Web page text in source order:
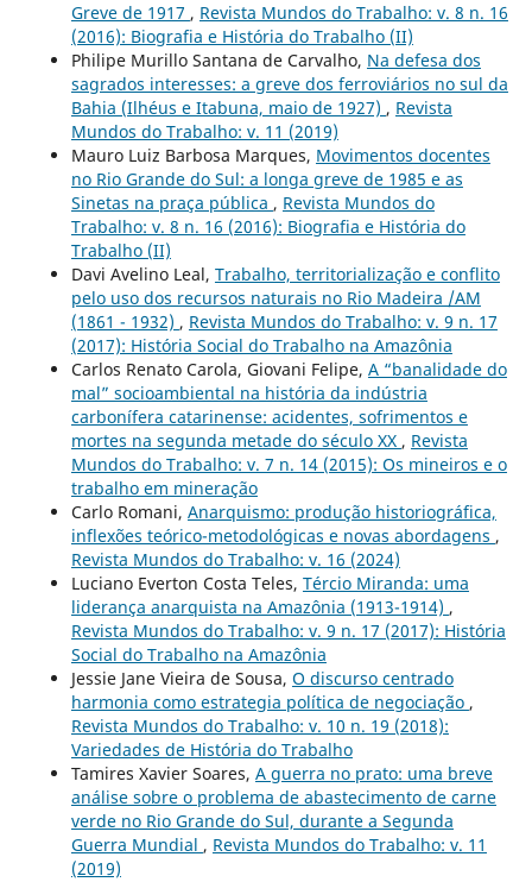
Greve de 1917 , Revista Mundos do Trabalho: v. 8 n. 16
(2016): Biografia e História do Trabalho (II)
Philipe Murillo Santana de Carvalho, Na defesa dos
sagrados interesses: a greve dos ferroviários no sul da
Bahia (Ilhéus e Itabuna, maio de 1927) , Revista
Mundos do Trabalho: v. 11 (2019)
Mauro Luiz Barbosa Marques, Movimentos docentes
no Rio Grande do Sul: a longa greve de 1985 e as
Sinetas na praça pública , Revista Mundos do
Trabalho: v. 8 n. 16 (2016): Biografia e História do
Trabalho (II)
Davi Avelino Leal, Trabalho, territorialização e conflito
pelo uso dos recursos naturais no Rio Madeira /AM
(1861 - 1932) , Revista Mundos do Trabalho: v. 9 n. 17
(2017): História Social do Trabalho na Amazônia
Carlos Renato Carola, Giovani Felipe, A “banalidade do
mal” socioambiental na história da indústria
carbonífera catarinense: acidentes, sofrimentos e
mortes na segunda metade do século XX , Revista
Mundos do Trabalho: v. 7 n. 14 (2015): Os mineiros e o
trabalho em mineração
Carlo Romani, Anarquismo: produção historiográfica,
inflexões teórico-metodológicas e novas abordagens ,
Revista Mundos do Trabalho: v. 16 (2024)
Luciano Everton Costa Teles, Tércio Miranda: uma
liderança anarquista na Amazônia (1913-1914) ,
Revista Mundos do Trabalho: v. 9 n. 17 (2017): História
Social do Trabalho na Amazônia
Jessie Jane Vieira de Sousa, O discurso centrado
harmonia como estrategia política de negociação ,
Revista Mundos do Trabalho: v. 10 n. 19 (2018):
Variedades de História do Trabalho
Tamires Xavier Soares, A guerra no prato: uma breve
análise sobre o problema de abastecimento de carne
verde no Rio Grande do Sul, durante a Segunda
Guerra Mundial , Revista Mundos do Trabalho: v. 11
(2019)